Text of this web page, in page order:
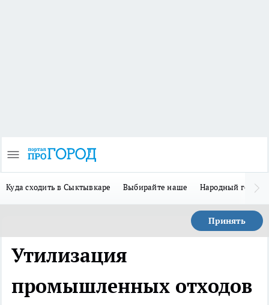
Куда сходить в Сыктывкаре Выбирайте наше Народный герой
Принять
Утилизация
промышленных отходов